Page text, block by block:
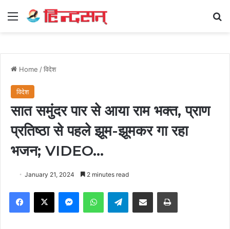
Menu
Home /विदेश
विदेश
सात समुंदर पार से आया राम भक्त, प्राण
प्रतिष्ठा से पहले झूम-झूमकर गा रहा
भजन; VIDEO…
January 21, 2024 2 minutes read
Facebook
X MessengerWhatsAppTelegramShare via Email Print